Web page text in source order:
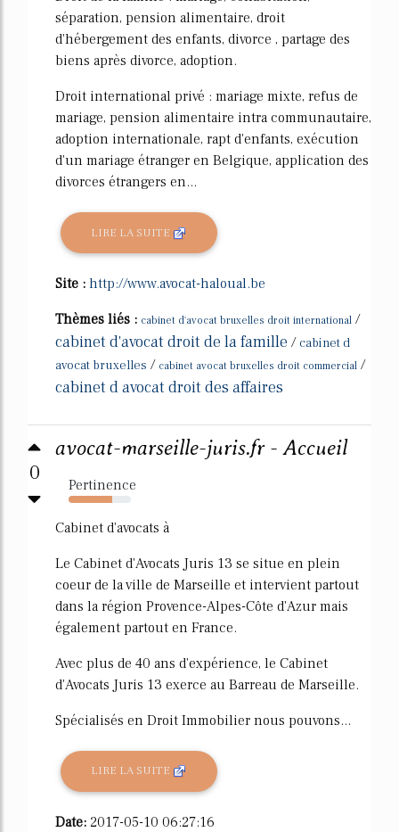
séparation, pension alimentaire, droit
d'hébergement des enfants, divorce , partage des
biens après divorce, adoption.
Droit international privé : mariage mixte, refus de
mariage, pension alimentaire intra communautaire,
adoption internationale, rapt d'enfants, exécution
d'un mariage étranger en Belgique, application des
divorces étrangers en...
LIRE LA SUITE
Site : http://www.avocat-haloual.be
Thèmes liés : cabinet d'avocat bruxelles droit international /
cabinet d'avocat droit de la famille / cabinet d
avocat bruxelles / cabinet avocat bruxelles droit commercial /
cabinet d avocat droit des affaires
0
avocat-marseille-juris.fr - Accueil
Pertinence
70%
Cabinet d'avocats à
Le Cabinet d'Avocats Juris 13 se situe en plein
coeur de la ville de Marseille et intervient partout
dans la région Provence-Alpes-Côte d'Azur mais
également partout en France.
Avec plus de 40 ans d'expérience, le Cabinet
d'Avocats Juris 13 exerce au Barreau de Marseille.
Spécialisés en Droit Immobilier nous pouvons...
LIRE LA SUITE
Date: 2017-05-10 06:27:16